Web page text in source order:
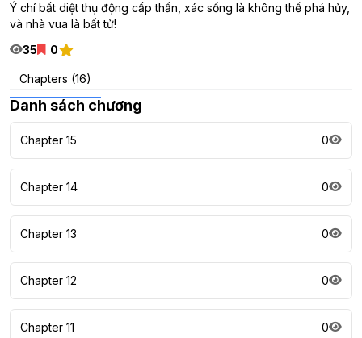
Ý chí bất diệt thụ động cấp thần, xác sống là không thể phá hủy,
và nhà vua là bất tử!
35
0
Chapters (16)
Danh sách chương
Chapter 15 0
Chapter 14 0
Chapter 13 0
Chapter 12 0
Chapter 11 0